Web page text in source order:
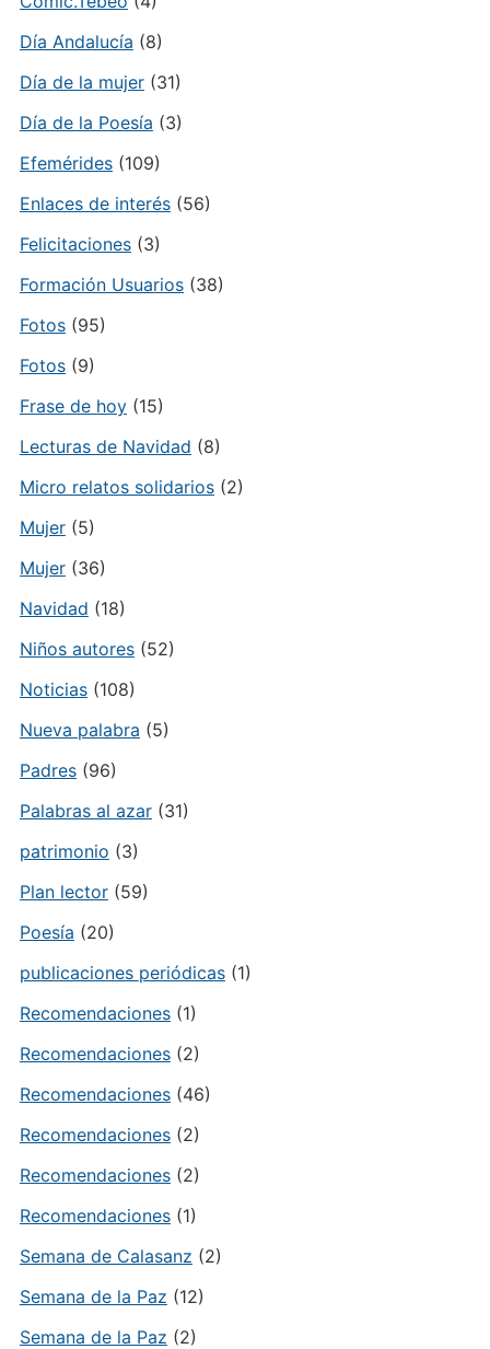
Día Andalucía (8)
Día de la mujer(31)
Día de la Poesía (3)
Efemérides(109)
Enlaces de interés(56)
Felicitaciones(3)
Formación Usuarios(38)
Fotos(95)
Fotos(9)
Frase de hoy(15)
Lecturas de Navidad (8)
Micro relatos solidarios(2)
Mujer(5)
Mujer(36)
Navidad (18)
Niños autores(52)
Noticias(108)
Nueva palabra (5)
Padres(96)
Palabras al azar(31)
patrimonio (3)
Plan lector(59)
Poesía (20)
publicaciones periódicas(1)
Recomendaciones(1)
Recomendaciones(2)
Recomendaciones(46)
Recomendaciones(2)
Recomendaciones(2)
Recomendaciones(1)
Semana de Calasanz (2)
Semana de la Paz (12)
Semana de la Paz (2)